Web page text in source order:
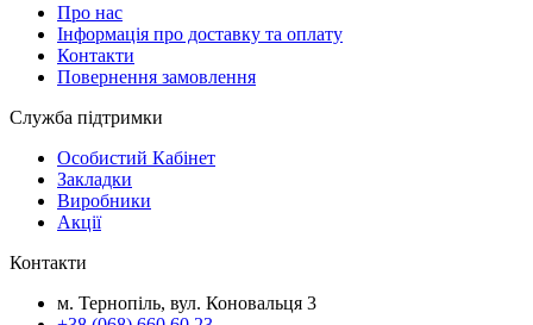
Про нас
Інформація про доставку та оплату
Контакти
Повернення замовлення
Служба підтримки
Особистий Кабінет
Закладки
Виробники
Акції
Контакти
м. Тернопіль, вул. Коновальця 3